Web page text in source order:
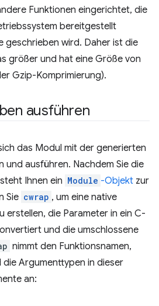
Funktionen eingerichtet, die
bereitgestellt
geschrieben wird. Daher ist die
größer und hat eine Größe von
Gzip-Komprimierung).
ausführen
das Modul mit der generierten
und ausführen. Nachdem Sie die
Ihnen ein Module -Objekt zur
Sie cwrap , um eine native
erstellen, die Parameter in ein C-
und die umschlossene
nimmt den Funktionsnamen,
Argumenttypen in dieser
an: